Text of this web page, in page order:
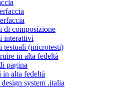
di composizione
interattivi
testuali (microtesti)
in alta fedeltà
pagina
alta fedeltà
system .italia